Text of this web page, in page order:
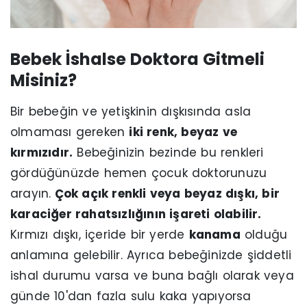
Bebek İshalse Doktora Gitmeli
Misiniz?
Bir bebeğin ve yetişkinin dışkısında asla
olmaması gereken iki renk, beyaz ve
kırmızıdır. Bebeğinizin bezinde bu renkleri
gördüğünüzde hemen çocuk doktorunuzu
arayın. Çok açık renkli veya beyaz dışkı, bir
karaciğer rahatsızlığının işareti olabilir.
Kırmızı dışkı, içeride bir yerde kanama olduğu
anlamına gelebilir. Ayrıca bebeğinizde şiddetli
ishal durumu varsa ve buna bağlı olarak veya
günde 10'dan fazla sulu kaka yapıyorsa